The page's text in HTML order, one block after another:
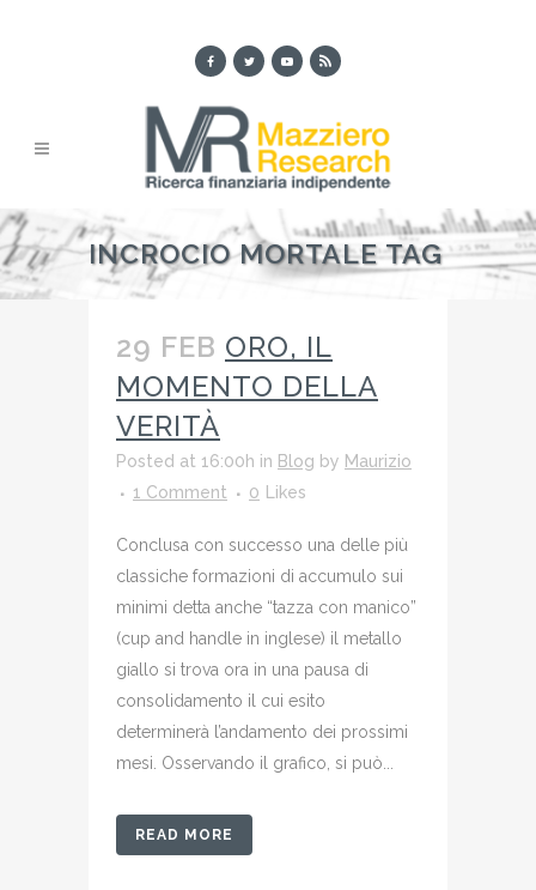
INCROCIO MORTALE TAG
29 FEB ORO, IL
MOMENTO DELLA
VERITÀ
Posted at 16:00h in Blog by Maurizio
1 Comment
0 Likes
Conclusa con successo una delle più
classiche formazioni di accumulo sui
minimi detta anche “tazza con manico”
(cup and handle in inglese) il metallo
giallo si trova ora in una pausa di
consolidamento il cui esito
determinerà l’andamento dei prossimi
mesi. Osservando il grafico, si può...
READ MORE